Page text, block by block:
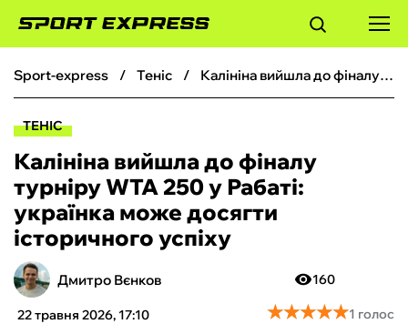
ФУТБОЛ
БОКС
ХОКЕЙ
ТЕНІС
sport-express теніс Калініна вийшла до фіналу турніру WTA 250 у Рабаті: українка може досягти історичного успіху
ТЕНІС
Калініна вийшла до фіналу
турніру WTA 250 у Рабаті:
українка може досягти
історичного успіху
Дмитро Вєнков
22 травня 2026, 17:10
160
★★★★★
★★★★★1 голос